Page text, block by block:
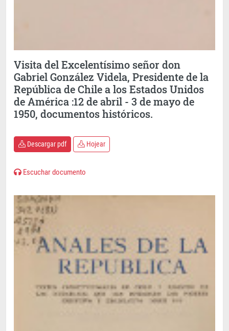
Visita del Excelentísimo señor don
Gabriel González Videla, Presidente de la
República de Chile a los Estados Unidos
de América :12 de abril - 3 de mayo de
1950, documentos históricos.
Descargar pdf Hojear
Escuchar documento